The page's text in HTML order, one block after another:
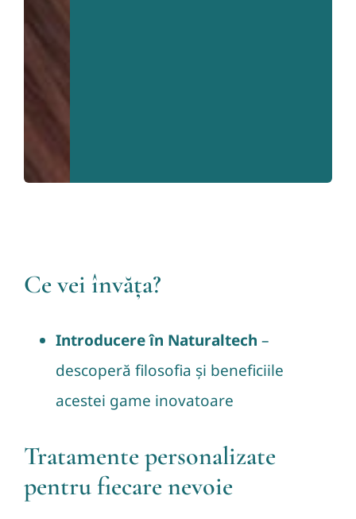
Ce vei învăța?
Introducere în Naturaltech –
descoperă filosofia și beneficiile
acestei game inovatoare
Tratamente personalizate
pentru fiecare nevoie